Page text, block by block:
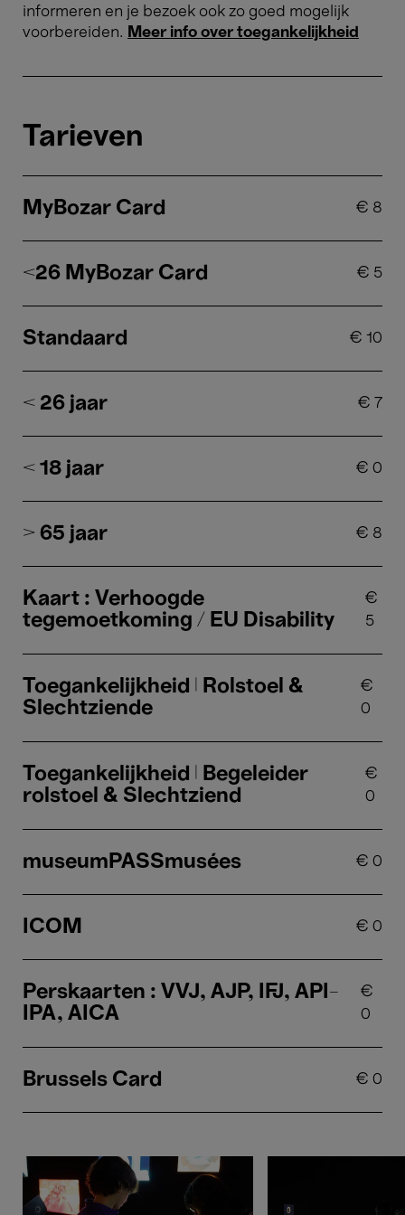
informeren en je bezoek ook zo goed mogelijk
voorbereiden. Meer info over toegankelijkheid
Tarieven
MyBozar Card € 8
<26 MyBozar Card € 5
Standaard € 10
< 26 jaar € 7
< 18 jaar € 0
> 65 jaar € 8
Kaart : Verhoogde
tegemoetkoming / EU Disability
€
5
Toegankelijkheid | Rolstoel &
Slechtziende
€
0
Toegankelijkheid | Begeleider
rolstoel & Slechtziend
€
0
museumPASSmusées € 0
ICOM € 0
Perskaarten : VVJ, AJP, IFJ, API-
IPA, AICA
€
0
Brussels Card € 0